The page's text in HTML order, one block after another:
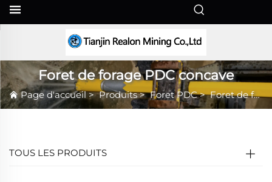
Foret de forage PDC concave
Page d'accueil>Produits>Foret PDC>Foret de forage PDC concave
TOUS LES PRODUITS